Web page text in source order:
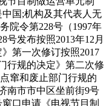
国;机构及其代表人无
院令第228号（1997年
号发布按照2013年12月
第一次修订按照2017
行规的决定》第二次修
窜和废止部门行规的
南市市中区坐前街9号
口申请《电视节目制